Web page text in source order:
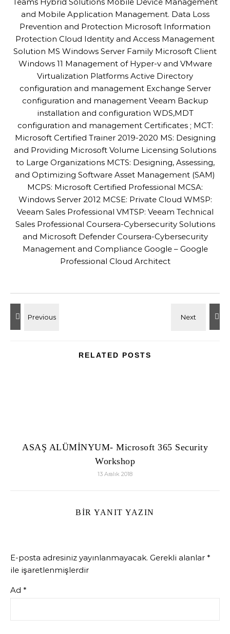
and Mobile Application Management. Data Loss
Prevention and Protection Microsoft Information
Protection Cloud Identity and Access Management
Solution MS Windows Server Family Microsoft Client
Windows 11 Management of Hyper-v and VMware
Virtualization Platforms Active Directory
configuration and management Exchange Server
configuration and management Veeam Backup
installation and configuration WDS,MDT
configuration and management Certificates ; MCT:
Microsoft Certified Trainer 2019-2020 MS: Designing
and Providing Microsoft Volume Licensing Solutions
to Large Organizations MCTS: Designing, Assessing,
and Optimizing Software Asset Management (SAM)
MCPS: Microsoft Certified Professional MCSA:
Windows Server 2012 MCSE: Private Cloud WMSP:
Veeam Sales Professional VMTSP: Veeam Technical
Sales Professional Coursera-Cybersecurity Solutions
and Microsoft Defender Coursera-Cybersecurity
Management and Compliance Google – Google
Professional Cloud Architect
RELATED POSTS
ASAŞ ALÜMİNYUM- Microsoft 365 Security
Workshop
13 Aralık 2018
BIR YANIT YAZIN
E-posta adresiniz yayınlanmayacak. Gerekli alanlar *
ile işaretlenmişlerdir
Ad *